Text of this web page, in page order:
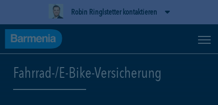
Robin Ringlstetter kontaktieren
Fahrrad-/E-Bike-Versicherung